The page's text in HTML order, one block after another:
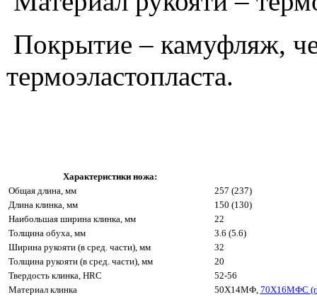
Покрытие – камуфляж,
термоэластопласта.
Характеристики ножа:
Общая длина, мм
257 (237)
Длина клинка, мм
150 (130)
Наибольшая ширина клинка, мм
22
Толщина обуха, мм
3.6 (5.6)
Ширина рукояти (в сред. части), мм
32
Толщина рукояти (в сред. части), мм
20
Твердость клинка, HRC
52-56
Материал клинка
50Х14МФ, 70Х16МФС